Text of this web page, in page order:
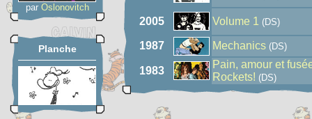
par Oslonovitch
Planche
2005 Volume 1 (DS)
1987 Mechanics (DS)
1983
Pain, amour et
Rockets! (DS)